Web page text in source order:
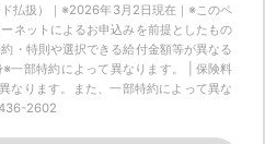
払扱）｜※2026年3月2日現在｜※このペ
ネットによるお申込みを前提としたもの
・特則や選択できる給付金額等が異なる
一部特約によって異なります。 | 保険料
なります。また、一部特約によって異な
2602